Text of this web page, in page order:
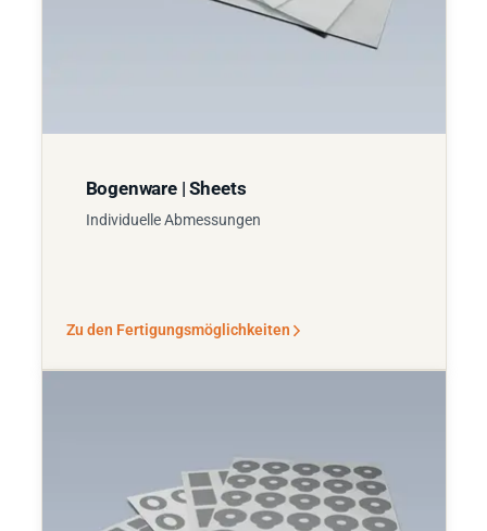
Bogenware | Sheets
Individuelle Abmessungen
Zu den Fertigungsmöglichkeiten